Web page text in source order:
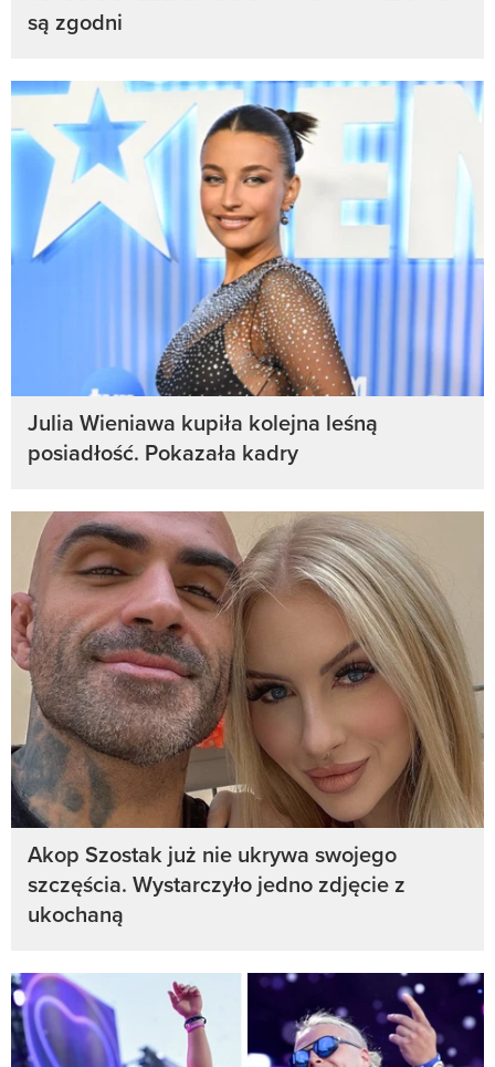
są zgodni
Julia Wieniawa kupiła kolejna leśną
posiadłość. Pokazała kadry
Akop Szostak już nie ukrywa swojego
szczęścia. Wystarczyło jedno zdjęcie z
ukochaną